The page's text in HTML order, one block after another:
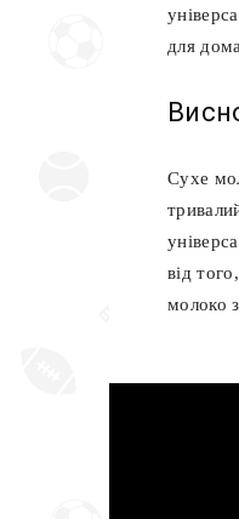
для
Сухе
від
молоко